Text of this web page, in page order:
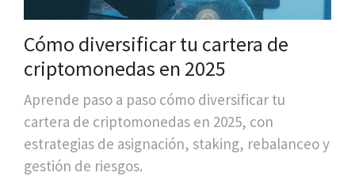
Cómo diversificar tu cartera de
criptomonedas en 2025
Aprende paso a paso cómo diversificar tu
cartera de criptomonedas en 2025, con
estrategias de asignación, staking, rebalanceo y
gestión de riesgos.